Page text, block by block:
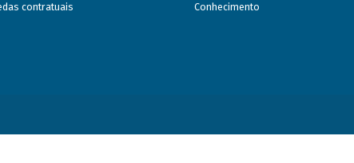
contratuais Conhecimento